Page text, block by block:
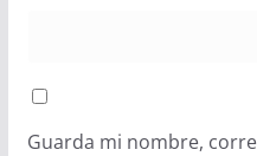
Guarda mi nombre,